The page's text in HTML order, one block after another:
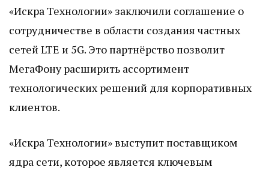
«Искра Технологии» заключили соглашение о
сотрудничестве в области создания частных
сетей LTE и 5G. Это партнёрство позволит
МегаФону расширить ассортимент
технологических решений для корпоративных
клиентов.
«Искра Технологии» выступит поставщиком
ядра сети, которое является ключевым